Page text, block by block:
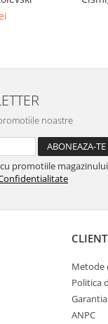
noastre
promotiile
Metode
Politica
ANPC